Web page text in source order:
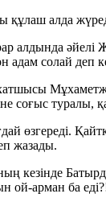
құлаш алда
алдында
солай деп
соғыс туралы,
өзгередi.
жазады.
ой-арман ба